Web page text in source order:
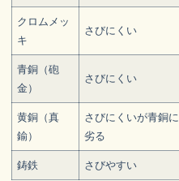
クロムメッ
キ
さびにくい
青銅（砲
金）
さびにくい
黄銅（真
鍮）
さびにくいが青銅に
劣る
鋳鉄 さびやすい